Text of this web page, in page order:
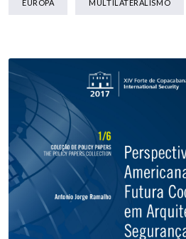
EUROPA MULTILATERALISMO